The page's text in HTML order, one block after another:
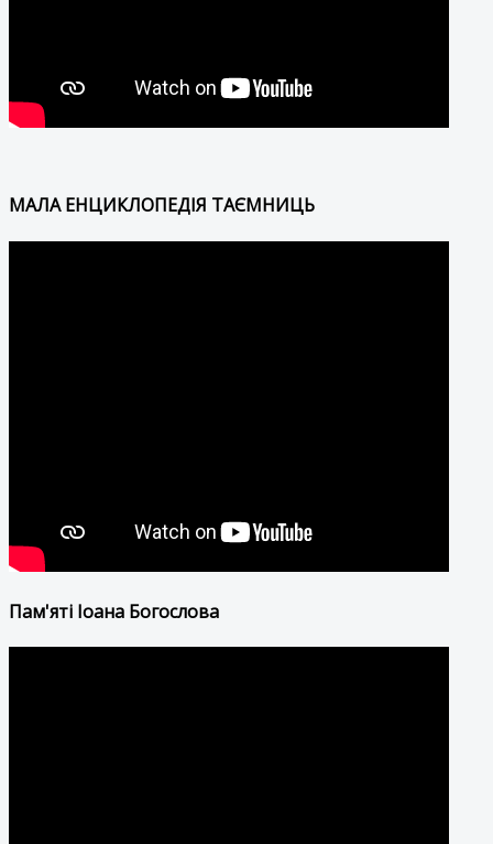
МАЛА ЕНЦИКЛОПЕДІЯ ТАЄМНИЦЬ
Пам'яті Іоана Богослова